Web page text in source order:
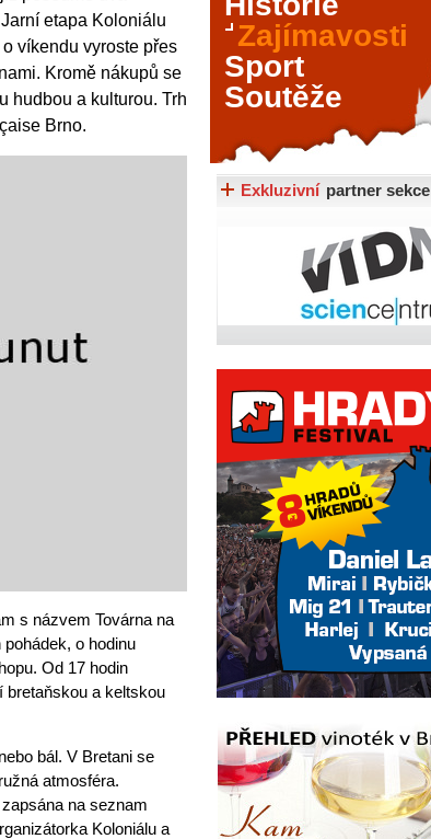
etapa Koloniálu
víkendu vyroste přes
Kromě nákupů se
hudbou a kulturou. Trh
Brno.
s názvem Továrna na
o hodinu
Od 17 hodin
bretaňskou a keltskou
bál. V Bretani se
atmosféra.
na seznam
Koloniálu a
Mimo jiné je ale také
a bezpečně vyzkoušet
kvetoucí moravské
nabídku her od klasické
jak pro pravidelné
Zajímavosti
Sport
Soutěže
Exkluzivní partner sekce